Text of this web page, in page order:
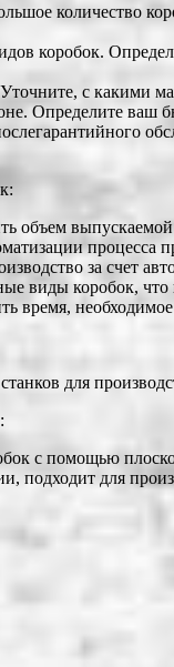
количество
коробок.
с какими
Определите ваш
процесса
за счет
коробок, что
необходимое
для
с помощью
подходит для